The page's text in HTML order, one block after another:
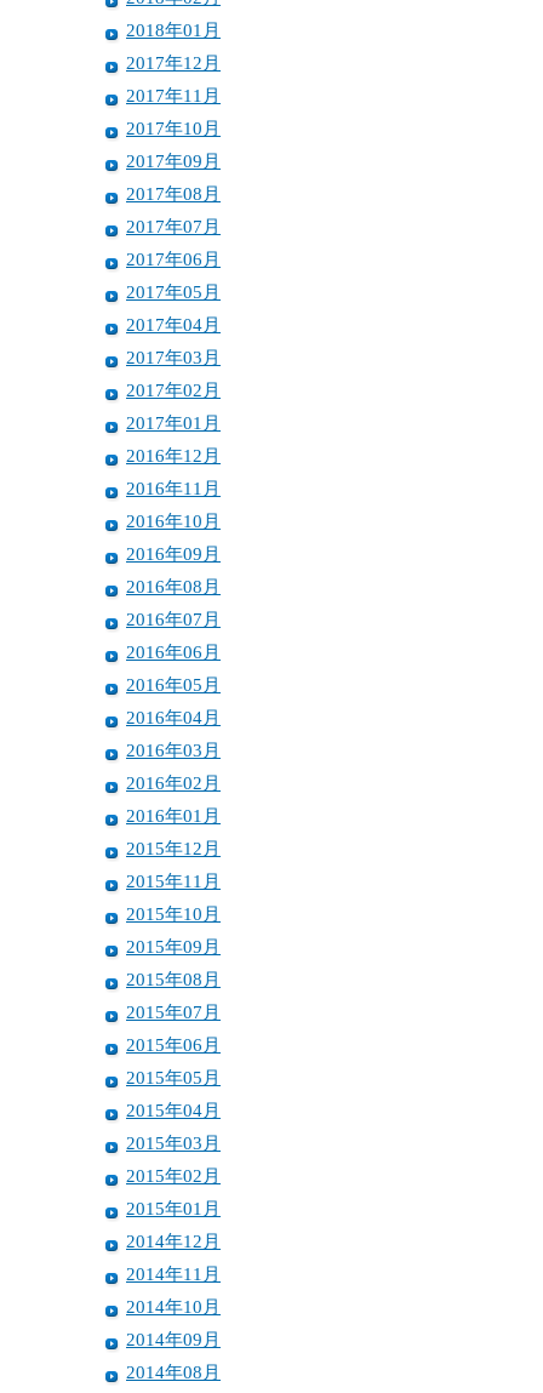
2018年01月
2017年12月
2017年11月
2017年10月
2017年09月
2017年08月
2017年07月
2017年06月
2017年05月
2017年04月
2017年03月
2017年02月
2017年01月
2016年12月
2016年11月
2016年10月
2016年09月
2016年08月
2016年07月
2016年06月
2016年05月
2016年04月
2016年03月
2016年02月
2016年01月
2015年12月
2015年11月
2015年10月
2015年09月
2015年08月
2015年07月
2015年06月
2015年05月
2015年04月
2015年03月
2015年02月
2015年01月
2014年12月
2014年11月
2014年10月
2014年09月
2014年08月